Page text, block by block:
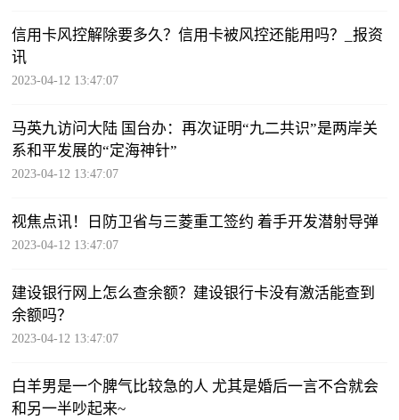
信用卡风控解除要多久？信用卡被风控还能用吗？_报资
讯
2023-04-12 13:47:07
马英九访问大陆 国台办：再次证明“九二共识”是两岸关
系和平发展的“定海神针”
2023-04-12 13:47:07
视焦点讯！日防卫省与三菱重工签约 着手开发潜射导弹
2023-04-12 13:47:07
建设银行网上怎么查余额？建设银行卡没有激活能查到
余额吗？
2023-04-12 13:47:07
白羊男是一个脾气比较急的人 尤其是婚后一言不合就会
和另一半吵起来~